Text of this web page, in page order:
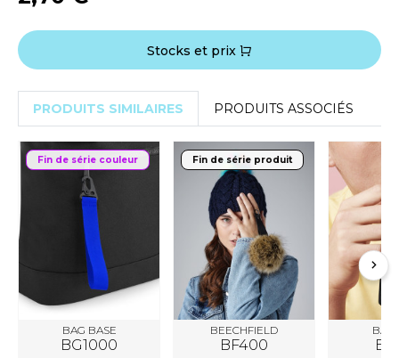
GEN
MORNING STUDIOS
SEGURIDAD
DUICK
Stocks et prix
PRODUITS SIMILAIRES PRODUITS ASSOCIÉS
Fin de série couleur
BAG BASE
BG1000
Fin de série produit
BEECHFIELD
BF400
BAG